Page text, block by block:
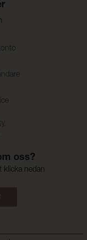
oss?
klicka nedan